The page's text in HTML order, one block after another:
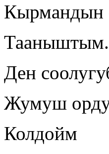
Кырмандын
Ден
Жумуш
Колдойм